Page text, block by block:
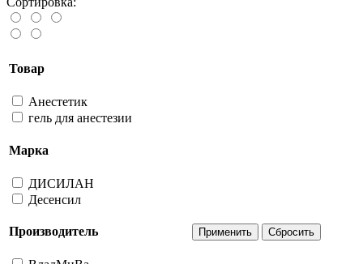
Товар
Анестетик
гель для анестезии
Марка
ДИСИЛАН
Десенсил
Производитель